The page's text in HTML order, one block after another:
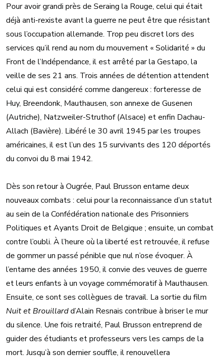
Pour avoir grandi près de Seraing la Rouge, celui qui était
déjà anti-rexiste avant la guerre ne peut être que résistant
sous l’occupation allemande. Trop peu discret lors des
services qu’il rend au nom du mouvement « Solidarité » du
Front de l’Indépendance, il est arrêté par la Gestapo, la
veille de ses 21 ans. Trois années de détention attendent
celui qui est considéré comme dangereux : forteresse de
Huy, Breendonk, Mauthausen, son annexe de Gusenen
(Autriche), Natzweiler-Struthof (Alsace) et enfin Dachau-
Allach (Bavière). Libéré le 30 avril 1945 par les troupes
américaines, il est l’un des 15 survivants des 120 déportés
du convoi du 8 mai 1942.
Dès son retour à Ougrée, Paul Brusson entame deux
nouveaux combats : celui pour la reconnaissance d’un statut
au sein de la Confédération nationale des Prisonniers
Politiques et Ayants Droit de Belgique ; ensuite, un combat
contre l’oubli. À l’heure où la liberté est retrouvée, il refuse
de gommer un passé pénible que nul n’ose évoquer. À
l’entame des années 1950, il convie des veuves de guerre
et leurs enfants à un voyage commémoratif à Mauthausen.
Ensuite, ce sont ses collègues de travail. La sortie du film
Nuit et Brouillardd’Alain Resnais contribue à briser le mur
du silence. Une fois retraité, Paul Brusson entreprend de
guider des étudiants et professeurs vers les camps de la
mort. Jusqu’à son dernier souffle, il renouvellera